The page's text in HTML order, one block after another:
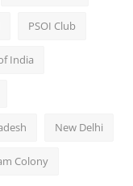
PSOI Club
India
New Delhi
Colony